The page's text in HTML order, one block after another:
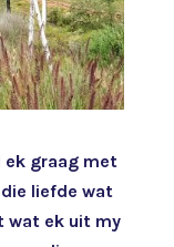
ek graag met
liefde wat
wat ek uit my